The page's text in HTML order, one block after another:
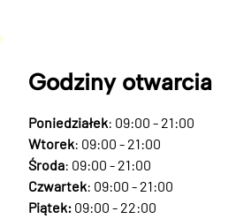
Godziny otwarcia
Poniedziałek: 09:00 - 21:00
Wtorek: 09:00 - 21:00
Środa: 09:00 - 21:00
Czwartek: 09:00 - 21:00
Piątek: 09:00 - 22:00